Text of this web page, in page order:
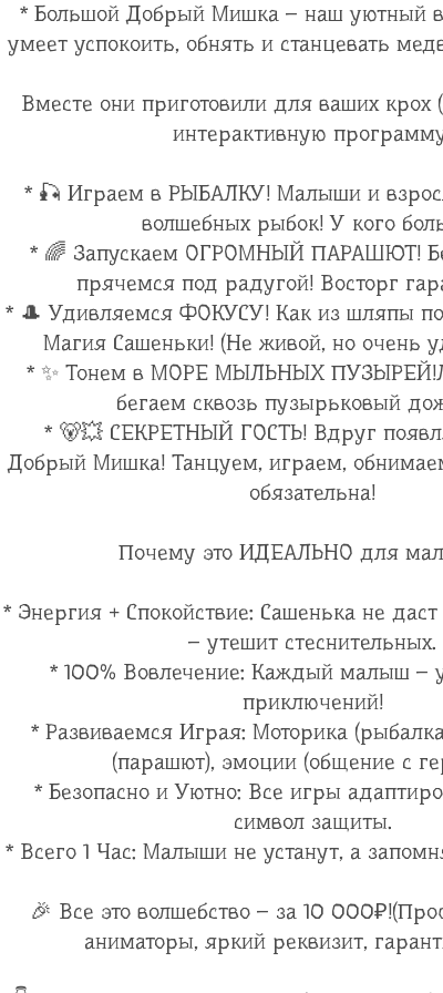
* Большой Добрый Мишка – наш уютный
умеет успокоить, обнять и станцевать
Вместе они приготовили для ваших крох
интерактивную
* 🎣 Играем в РЫБАЛКУ! Малыши и
волшебных рыбок! У кого
* 🌈 Запускаем ОГРОМНЫЙ ПАРАШЮТ!
прячемся под радугой! Восторг
* 🎩 Удивляемся ФОКУСУ! Как из шляпы
Магия Сашеньки! (Не живой, но очень
* ✨ Тонем в МОРЕ МЫЛЬНЫХ
бегаем сквозь пузырьковый
* 🐻💥 СЕКРЕТНЫЙ ГОСТЬ! Вдруг
Добрый Мишка! Танцуем, играем,
обязательна!
Почему это ИДЕАЛЬНО для
* Энергия + Спокойствие: Сашенька не
– утешит стеснительных.
* 100% Вовлечение: Каждый малыш –
приключений!
* Развиваемся Играя: Моторика
(парашют), эмоции (общение с
* Безопасно и Уютно: Все игры
символ защиты.
* Всего 1 Час: Малыши не устанут, а
🎉 Все это волшебство – за 10
аниматоры, яркий реквизит,